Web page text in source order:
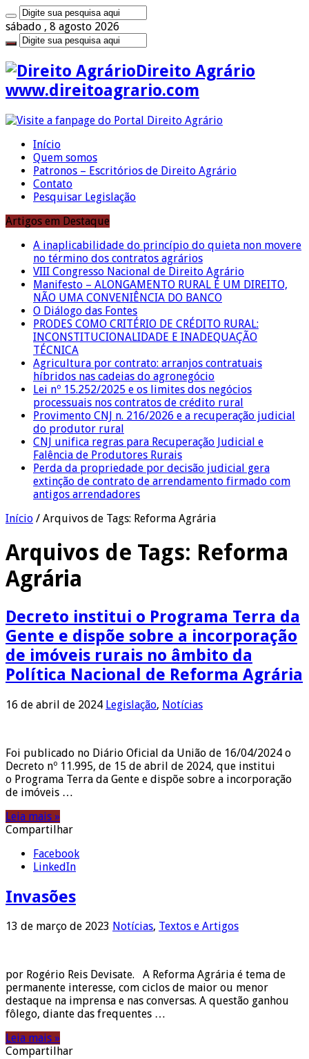
sábado , 8 agosto 2026
Direito Agrário
www.direitoagrario.com
Início
Quem somos
Patronos – Escritórios de Direito Agrário
Contato
Pesquisar Legislação
Artigos em Destaque
A inaplicabilidade do princípio do quieta non movere
no término dos contratos agrários
VIII Congresso Nacional de Direito Agrário
Manifesto – ALONGAMENTO RURAL É UM DIREITO,
NÃO UMA CONVENIÊNCIA DO BANCO
O Diálogo das Fontes
PRODES COMO CRITÉRIO DE CRÉDITO RURAL:
INCONSTITUCIONALIDADE E INADEQUAÇÃO
TÉCNICA
Agricultura por contrato: arranjos contratuais
híbridos nas cadeias do agronegócio
Lei nº 15.252/2025 e os limites dos negócios
processuais nos contratos de crédito rural
Provimento CNJ n. 216/2026 e a recuperação judicial
do produtor rural
CNJ unifica regras para Recuperação Judicial e
Falência de Produtores Rurais
Perda da propriedade por decisão judicial gera
extinção de contrato de arrendamento firmado com
antigos arrendadores
Início / Arquivos de Tags: Reforma Agrária
Arquivos de Tags: Reforma
Agrária
Decreto institui o Programa Terra da
Gente e dispõe sobre a incorporação
de imóveis rurais no âmbito da
Política Nacional de Reforma Agrária
16 de abril de 2024 Legislação, Notícias
Foi publicado no Diário Oficial da União de 16/04/2024 o
Decreto nº 11.995, de 15 de abril de 2024, que institui
o Programa Terra da Gente e dispõe sobre a incorporação
de imóveis …
Leia mais »
Compartilhar
Facebook
LinkedIn
Invasões
13 de março de 2023 Notícias, Textos e Artigos
por Rogério Reis Devisate. A Reforma Agrária é tema de
permanente interesse, com ciclos de maior ou menor
destaque na imprensa e nas conversas. A questão ganhou
fôlego, diante das frequentes …
Leia mais »
Compartilhar